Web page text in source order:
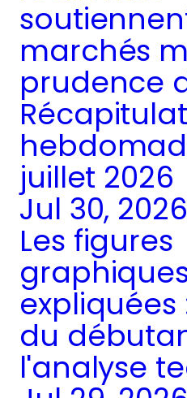
marchés
prudence
juillet 2026
Jul 30,
Les figures
expliquées
du
l'analyse